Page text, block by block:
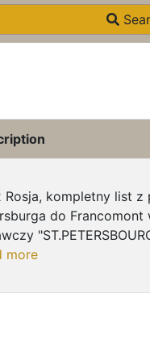
Rosja, kompletny list z
do
more